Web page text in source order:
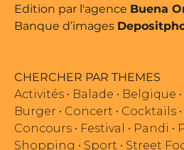
Edition par l'agence Buena
Banque d’images
CHERCHER PAR THEMES
Activités • Balade • Belgique •
Burger • Concert • Cocktails •
Concours • Festival • Pandi •
Shopping • Sport • Street